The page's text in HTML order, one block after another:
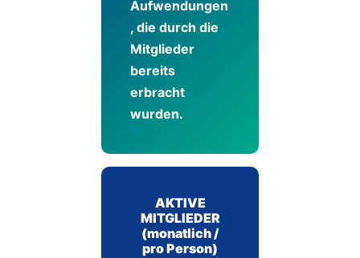
Aufwendungen
, die durch die
Mitglieder
bereits
erbracht
wurden.
AKTIVE
MITGLIEDER
(monatlich /
pro Person)